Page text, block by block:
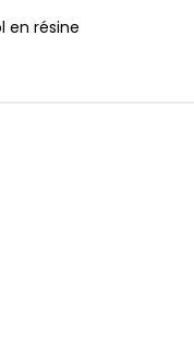
en résine